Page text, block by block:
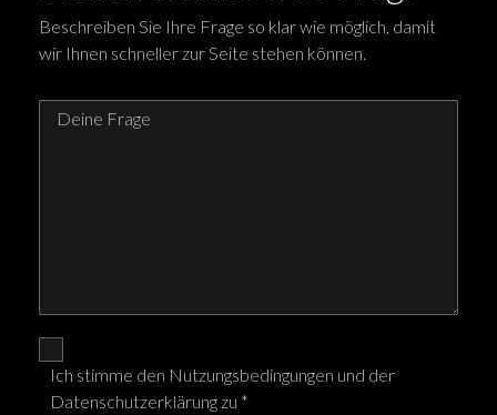
Beschreiben Sie Ihre Frage so klar wie möglich, damit
wir Ihnen schneller zur Seite stehen können.
Ich stimme den Nutzungsbedingungen und der
Datenschutzerklärung zu *